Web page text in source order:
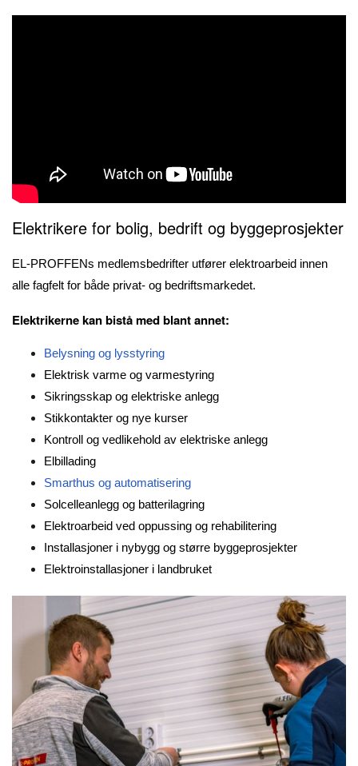
Elektrikere for bolig, bedrift og byggeprosjekter
EL-PROFFENs medlemsbedrifter utfører elektroarbeid innen
alle fagfelt for både privat- og bedriftsmarkedet.
Elektrikerne kan bistå med blant annet:
Belysning og lysstyring
Elektrisk varme og varmestyring
Sikringsskap og elektriske anlegg
Stikkontakter og nye kurser
Kontroll og vedlikehold av elektriske anlegg
Elbillading
Smarthus og automatisering
Solcelleanlegg og batterilagring
Elektroarbeid ved oppussing og rehabilitering
Installasjoner i nybygg og større byggeprosjekter
Elektroinstallasjoner i landbruket